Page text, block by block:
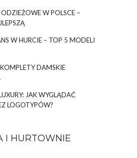
W POLSCE –
W HURCIE – TOP 5 MODELI
DAMSKIE
JAK WYGLĄDAĆ
LOGOTYPÓW?
I HURTOWNIE